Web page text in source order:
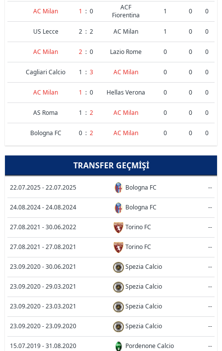
AC Milan 1 : 0
ACF
Fiorentina
1 0 0
US Lecce 2 : 2 AC Milan 1 0 0
AC Milan 2 : 0 Lazio Rome 0 0 0
Cagliari Calcio 1 : 3 AC Milan 0 0 0
AC Milan 1 : 0 Hellas Verona 0 0 0
AS Roma 1 : 2 AC Milan 0 0 0
Bologna FC 0 : 2 AC Milan 0 0 0
TRANSFER GEÇMIŞI
22.07.2025 - 22.07.2025 Bologna FC --
24.08.2024 - 24.08.2024 Bologna FC --
27.08.2021 - 30.06.2022 Torino FC --
27.08.2021 - 27.08.2021 Torino FC --
23.09.2020 - 30.06.2021 Spezia Calcio --
23.09.2020 - 29.03.2021 Spezia Calcio --
23.09.2020 - 23.03.2021 Spezia Calcio --
23.09.2020 - 23.09.2020 Spezia Calcio --
15.07.2019 - 31.08.2020 Pordenone Calcio --